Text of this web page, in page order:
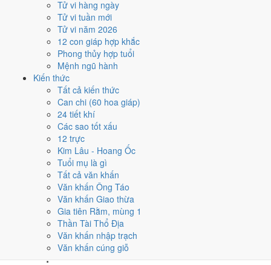
Tử vi hàng ngày
Tử vi tuần mới
Tử vi năm 2026
12 con giáp hợp khắc
Phong thủy hợp tuổi
Mệnh ngũ hành
Kiến thức
Tất cả kiến thức
Can chi (60 hoa giáp)
24 tiết khí
Các sao tốt xấu
12 trực
Kim Lâu - Hoang Ốc
Tuổi mụ là gì
Tất cả văn khấn
Văn khấn Ông Táo
Văn khấn Giao thừa
Gia tiên Rằm, mùng 1
Thần Tài Thổ Địa
Văn khấn nhập trạch
Văn khấn cúng giỗ
Đinh Dậu, nhờ người tuổi này thay mặt động thổ hoặc nhận lễ
giúp giảm phần xung của gia chủ. Cách chọn người mượn tuổi
xem tại
hướng dẫn xem tuổi làm nhà
Các cách trên dựa trên quy tắc lịch pháp truyền thống, mang tính
tham khảo văn hóa - tín ngưỡng, không thay thế quyết định chuyên
môn của bạn.
Giờ hoàng đạo ngày 29/11/2024
là những giờ nào?
Ngày Đinh Dậu có6 giờ Hoàng Đạo
Mão (05h-07h), Ngọ (11h-13h), Mùi (13h-15h), Dậu (17h-19h)
Khung dễ sắp xếp nhất trong giờ hành chính là
khung Hắc Đạo nên né khi ký kết hoặc xuất hành.
6 8 9 10 11 12 13 14 15
Hoàng đạo (tốt) Hắc đạo (xấu) Giờ hiện tại
6 giờ Hoàng Đạo và 6 giờ Hắc Đạo ngày
Đinh Dậu